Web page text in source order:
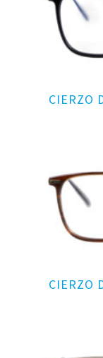
CIERZO
CIERZO